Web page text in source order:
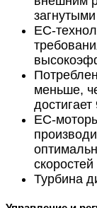
ЕС-
меньше,
достигает
ЕС-
Турбина